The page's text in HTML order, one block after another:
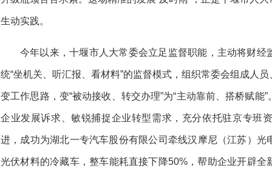
生动实践。
今年以来，十堰市人大常委会立足监督职能，主动将财
统“坐机关、听汇报、看材料”的监督模式，组织常委会组成人
变工作思路，变“被动接收、转交办理”为“主动靠前、搭桥赋能
企业发展诉求、敏锐捕捉企业转型需求，充分依托驻京专班
进，成功为湖北一专汽车股份有限公司牵线汉摩尼（江苏）
光伏材料的冷藏车，整车能耗直接下降50%，帮助企业开辟